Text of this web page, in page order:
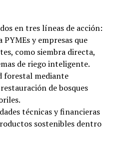
en tres líneas de acción:
y empresas que
como siembra directa,
de riego inteligente.
forestal mediante
de bosques
técnicas y financieras
sostenibles dentro